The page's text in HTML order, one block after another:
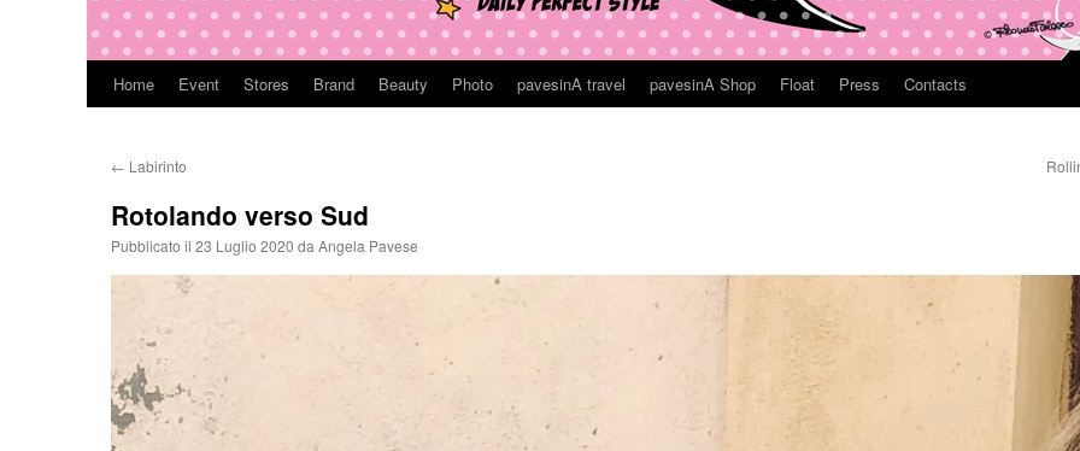
Vai
contenuto
Home Event Stores Brand Beauty Photo pavesinA travel pavesinA Shop Float Press Contacts
← Labirinto
Rotolando verso Sud
Pubblicato il 23 Luglio 2020 da Angela Pavese